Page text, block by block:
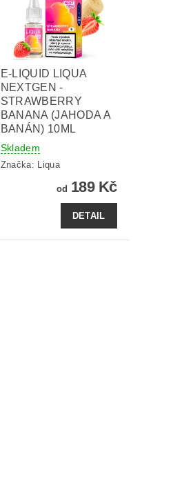
E-LIQUID LIQUA
NEXTGEN -
STRAWBERRY
BANANA (JAHODA A
BANÁN) 10ML
Skladem
Značka: Liqua
od 189 Kč
DETAIL